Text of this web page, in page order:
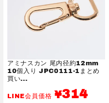
アミナスカン 尾内径約12mm
10個入り JPC0111-1まとめ
買い...
LINE会員価格 ¥314